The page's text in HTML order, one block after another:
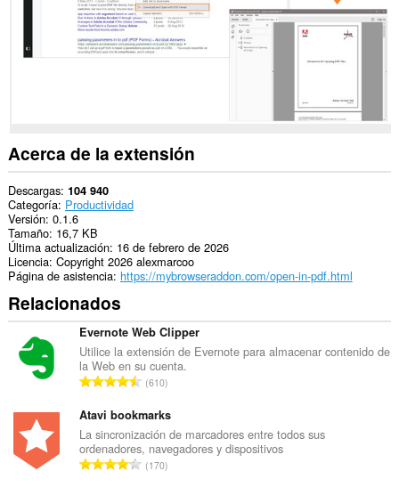
create
rich
in
the
system
tray.
Acerca de la extensión
Descargas 104 940
Categoría Productividad
Versión 0.1.6
Tamaño 16,7 KB
Última actualización 16 de febrero de 2026
Licencia Copyright 2026 alexmarcoo
Página de asistencia https://mybrowseraddon.com/open-in-pdf.html
Relacionados
Evernote Web Clipper
Utilice la extensión de Evernote para almacenar contenido de
la Web en su cuenta.
N
m
e
r
o
610
Atavi bookmarks
La sincronización de marcadores entre todos sus
ordenadores, navegadores y dispositivos
N170